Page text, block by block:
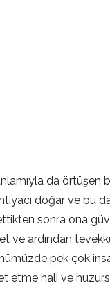
da örtüşen
doğar ve bu
sonra ona
ve ardından
pek çok insan
etme hali ve